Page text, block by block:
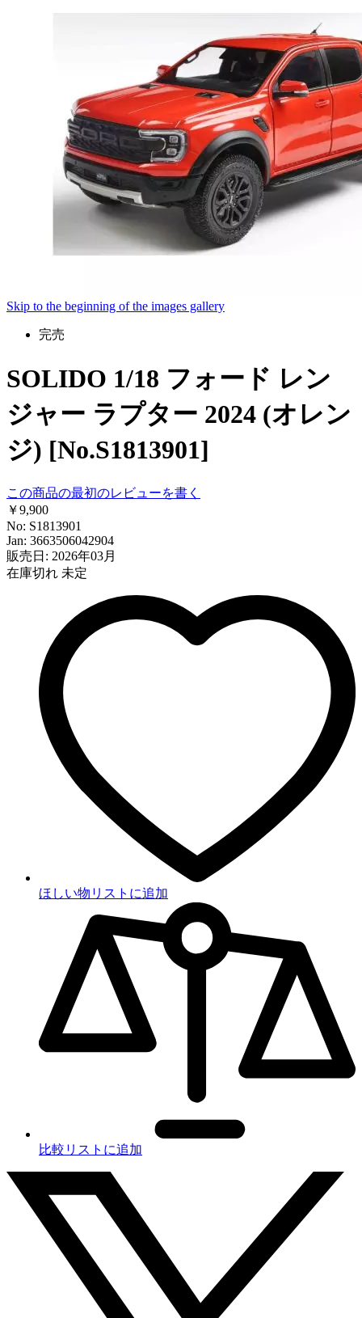
Skip to the beginning of the images gallery
完売
SOLIDO 1/18 フォード レン
ジャー ラプター 2024 (オレン
ジ) [No.S1813901]
この商品の最初のレビューを書く
￥9,900
No: S1813901
Jan: 3663506042904
販売日: 2026年03月
在庫切れ 未定
ほしい物リストに追加
比較リストに追加